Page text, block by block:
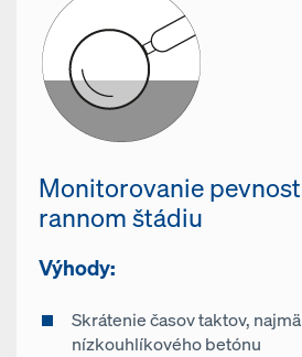
Monitorovanie
rannom štádiu
Výhody:
Skrátenie časov taktov,
nízkouhlíkového betónu